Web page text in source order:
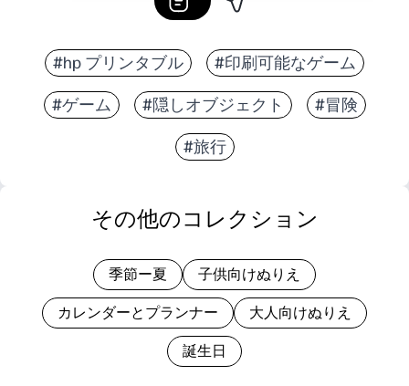
#hp プリンタブル #印刷可能なゲーム
#ゲーム #隠しオブジェクト #冒険
#旅行
その他のコレクション
季節ー夏 子供向けぬりえ
カレンダーとプランナー 大人向けぬりえ
誕生日